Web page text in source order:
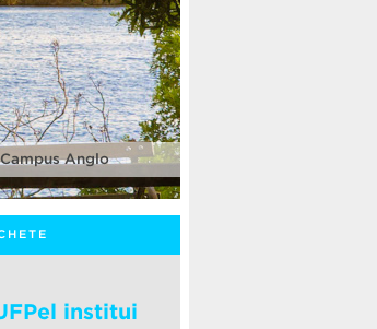
Anglo
institui